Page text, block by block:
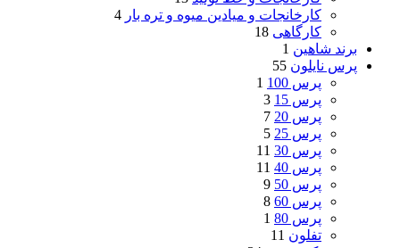
کارخانجات و میادین میوه و تره بار 4
کارگاهی 18
برند شاهین 1
پرس نایلون 55
پرس 100
1
پرس 15
3
پرس 20
7
پرس 25
5
پرس 30
11
پرس 40
11
پرس 50
9
پرس 60
8
پرس 80
1
تفلون 11